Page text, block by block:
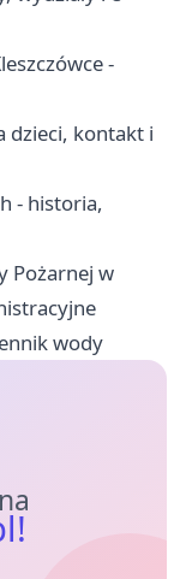
-
dzieci, kontakt i
- historia,
Pożarnej w
wody